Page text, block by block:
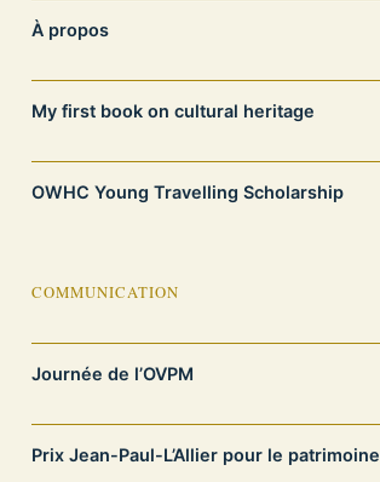
À propos
My first book on cultural heritage
OWHC Young Travelling Scholarship
COMMUNICATION
Journée de l’OVPM
Prix Jean-Paul-L’Allier pour le patrimoine